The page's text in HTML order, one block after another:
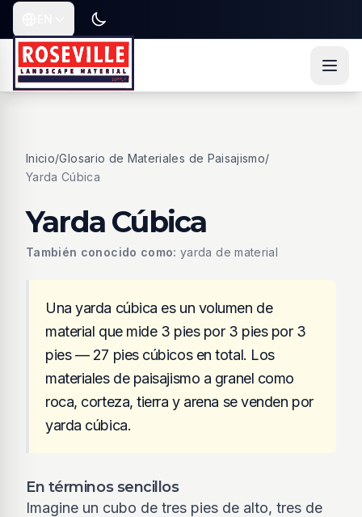
Saltar al contenido principal
Saltar al contenido
Current language isToggle dark or light mode
Inicio/Glosario de Materiales de Paisajismo/
Yarda Cúbica
Yarda Cúbica
También conocido como: yarda de material
Una yarda cúbica es un volumen de
material que mide 3 pies por 3 pies por 3
pies — 27 pies cúbicos en total. Los
materiales de paisajismo a granel como
roca, corteza, tierra y arena se venden por
yarda cúbica.
En términos sencillos
Imagine un cubo de tres pies de alto, tres de